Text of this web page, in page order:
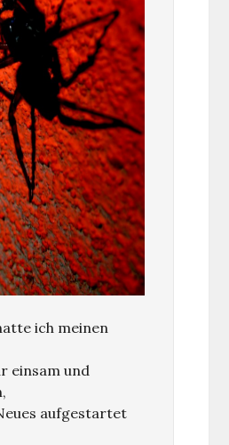
ich meinen
einsam und
aufgestartet